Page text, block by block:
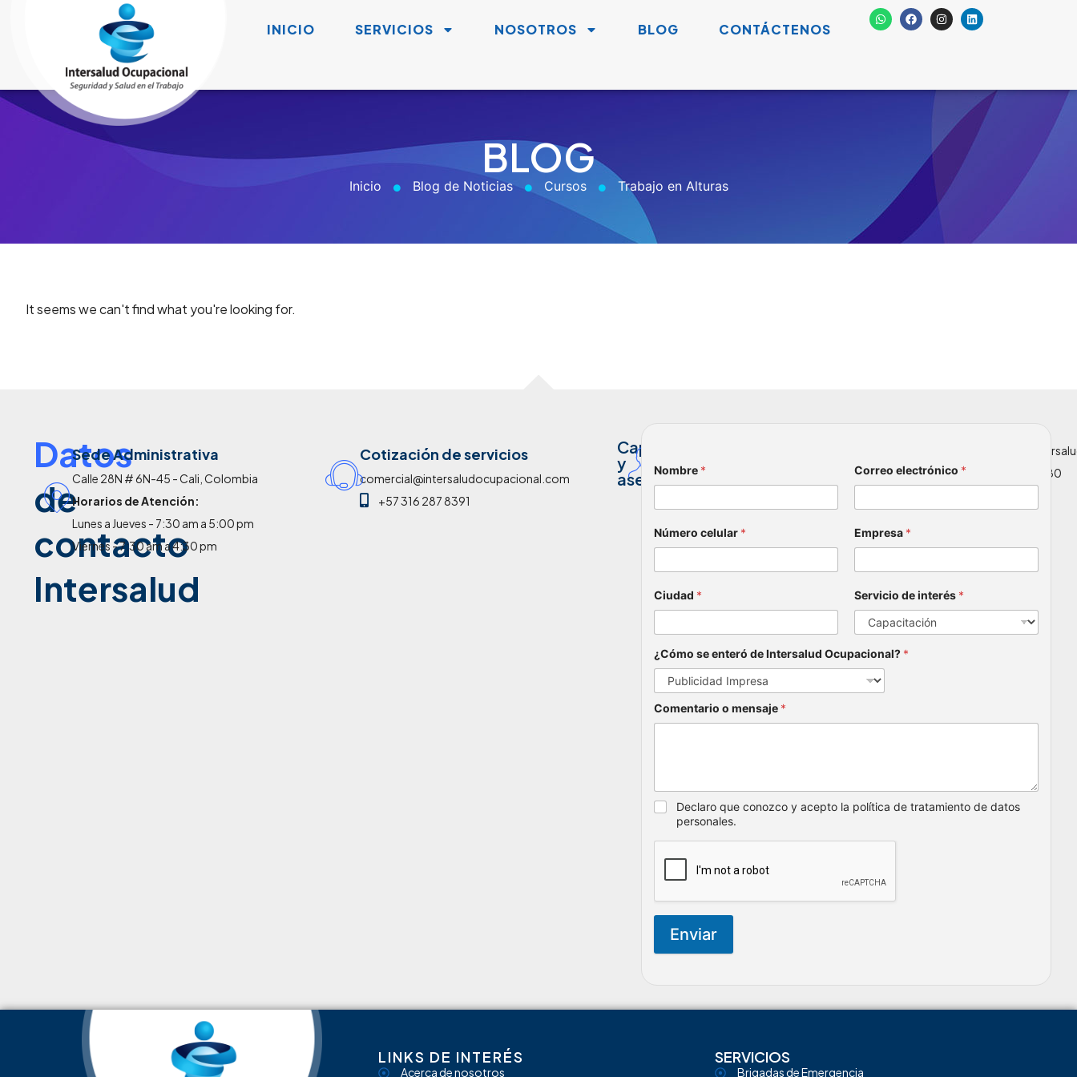
INICIO SERVICIOS NOSOTROS BLOG CONTÁCTENOS
BLOG
Inicio Blog de Noticias Cursos Trabajo en Alturas
It seems we can't find what you're looking for.
Datos
de
contacto
Intersalud
Sede Administrativa
Calle 28N # 6N-45 - Cali, Colombia
Horarios de Atención:
Lunes a Jueves - 7:30 am a 5:00 pm
Viernes - 7:30 am a 4:30 pm
Cotización de servicios
comercial@intersaludocupacional.com
+57 316 287 8391
Capacitación
y
asesoría+57 317 4371 300
+57 317 434 7180
Nombre * Correo electrónico *
Número celular * Empresa *
Ciudad * Servicio de interés *
¿Cómo se enteró de Intersalud Ocupacional? *
Comentario o mensaje *
Declaro que conozco y acepto la política de tratamiento de datos
personales.
Enviar
LINKS DE INTERÉS
Acerca de nosotros
SERVICIOS
Brigadas de Emergencia